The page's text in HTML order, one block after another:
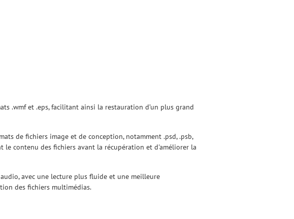
.wmf et .eps, facilitant ainsi la restauration d’un plus grand
de fichiers image et de conception, notamment .psd, .psb,
le contenu des fichiers avant la récupération et d'améliorer la
avec une lecture plus fluide et une meilleure
des fichiers multimédias.